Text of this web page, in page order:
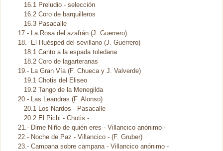
16.1 Preludio - selección
16.2 Coro de barquilleros
16.3 Pasacalle
17.- La Rosa del azafrán (J. Guerrero)
18.- El Huésped del sevillano (J. Guerrero)
18.1 Canto a la espada toledana
18.2 Coro de lagarteranas
19.- La Gran Vía (F. Chueca y J. Valverde)
19.1 Chotis del Eliseo
19.2 Tango de la Menegilda
20.- Las Leandras (F. Alonso)
20.1 Los Nardos - Pasacalle -
20.2 El Pichi - Chotis -
21.- Dime Niño de quién eres - Villancico anónimo -
22.- Noche de Paz - Villancico - (F. Gruber)
23.- Campana sobre campana - Villancico anónimo -